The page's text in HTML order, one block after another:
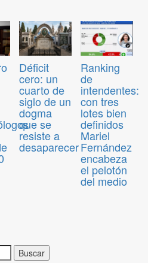
Déficit
cero: un
cuarto de
siglo de un
dogma
que se
resiste a
desaparecer
Ranking
de
intendentes:
con tres
lotes bien
definidos
Mariel
Fernández
encabeza
el pelotón
del medio